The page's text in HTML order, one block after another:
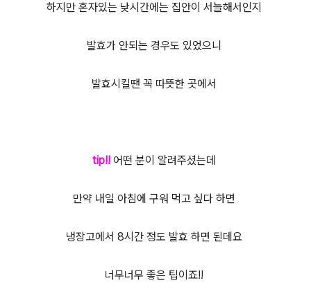
하지만 혼자있는 낮시간에는 집안이 서늘해서인지
발효가 안되는 경우도 있었으니
발효시킬땐 꼭 따뜻한 곳에서
tip!! 어떤 분이 알려주셨는데
만약 내일 아침에 구워 먹고 싶다 하면
냉장고에서 8시간 정도 발효 하면 된데요
너무너무 좋은 팁이죠!!